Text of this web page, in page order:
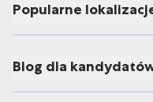
Popularne
Blog dla